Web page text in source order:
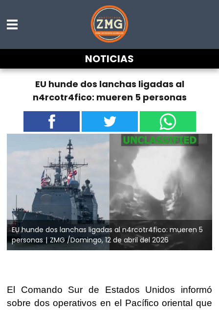
NOTICIAS
EU hunde dos lanchas ligadas al
n4rcotr4fico: mueren 5 personas
EU hunde dos lanchas ligadas al n4rcotr4fico: mueren 5
personas
ZMG /Domingo, 12 de abril del 2026
El Comando Sur de Estados Unidos informó
sobre dos operativos en el Pacífico oriental que